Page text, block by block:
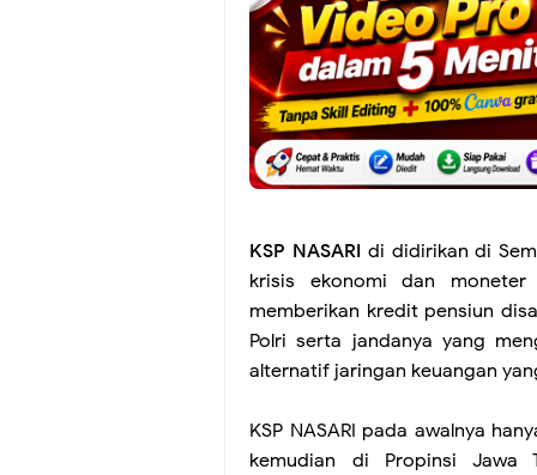
KSP NASARIdi didirikan di
krisis ekonomi dan
memberikan kredit pensiun
Polri serta jandanya yang
alternatif jaringan keuangan
KSP NASARI pada awalnya
kemudian di Propinsi Jawa